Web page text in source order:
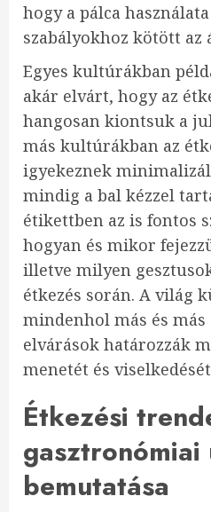
hogy a pálca
szabályokhoz kötött az
Egyes kultúrákban
akár elvárt, hogy az
hangosan kiontsuk a
más kultúrákban az
igyekeznek
mindig a bal kézzel
étikettben az is fontos
hogyan és mikor
illetve milyen
étkezés során. A világ
mindenhol más és más
elvárások határozzák
menetét és
Étkezési
bemutatása